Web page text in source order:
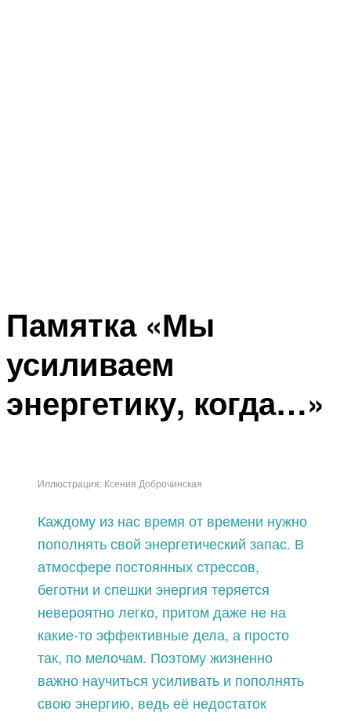
Памятка «Мы
усиливаем
энергетику, когда…»
Иллюстрация: Ксения Доброчинская
Каждому из нас время от времени нужно
пополнять свой энергетический запас. В
атмосфере постоянных стрессов,
беготни и спешки энергия теряется
невероятно легко, притом даже не на
какие-то эффективные дела, а просто
так, по мелочам. Поэтому жизненно
важно научиться усиливать и пополнять
свою энергию, ведь её недостаток